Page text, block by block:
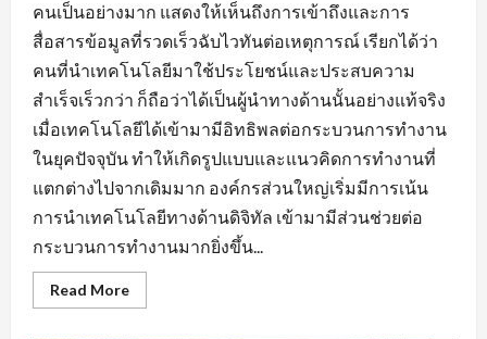
คนเป็นอย่างมาก แสดงให้เห็นถึงการเข้าถึงและการ
สื่อสารข้อมูลที่รวดเร็วฉับไวทันต่อเหตุการณ์ เรียกได้ว่า
คนที่นำเทคโนโลยีมาใช้ประโยชน์และประสบความ
สำเร็จเร็วกว่า ก็ถือว่าได้เป็นผู้นำทางด้านนั้นอย่างแท้จริง
เมื่อเทคโนโลยีได้เข้ามามีอิทธิพลต่อกระบวนการทำงาน
ในยุคปัจจุบัน ทำให้เกิดรูปแบบและแนวคิดการทำงานที่
แตกต่างไปจากเดิมมาก องค์กรส่วนใหญ่เริ่มมีการเน้น
การนำเทคโนโลยีทางด้านดิจิทัล เข้ามามีส่วนช่วยต่อ
กระบวนการทำงานมากยิ่งขึ้น...
Read MoreRead
more